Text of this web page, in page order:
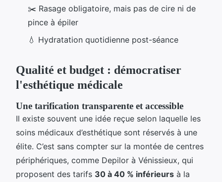
✂️ Rasage obligatoire, mais pas de cire ni de
pince à épiler
💧 Hydratation quotidienne post-séance
Qualité et budget : démocratiser
l'esthétique médicale
Une tarification transparente et accessible
Il existe souvent une idée reçue selon laquelle les
soins médicaux d’esthétique sont réservés à une
élite. C’est sans compter sur la montée de centres
périphériques, comme Depilor à Vénissieux, qui
proposent des tarifs 30 à 40 % inférieurs à la